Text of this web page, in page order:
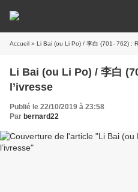
Accueil » Li Bai (ou Li Po) / 李白 (701- 762) :
Li Bai (ou Li Po) / 李白
l’ivresse
Publié le 22/10/2019 à 23:58
Par bernard22